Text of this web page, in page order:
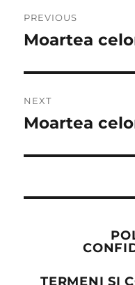
navigation
PREVIOUS
Previous
Moartea
NEXT
Next
Moartea
TERMENI ȘI